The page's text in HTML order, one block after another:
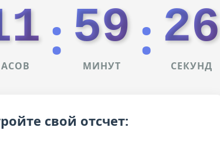
: 59
МИНУТ : 25
СЕКУНД
свой отсчет: